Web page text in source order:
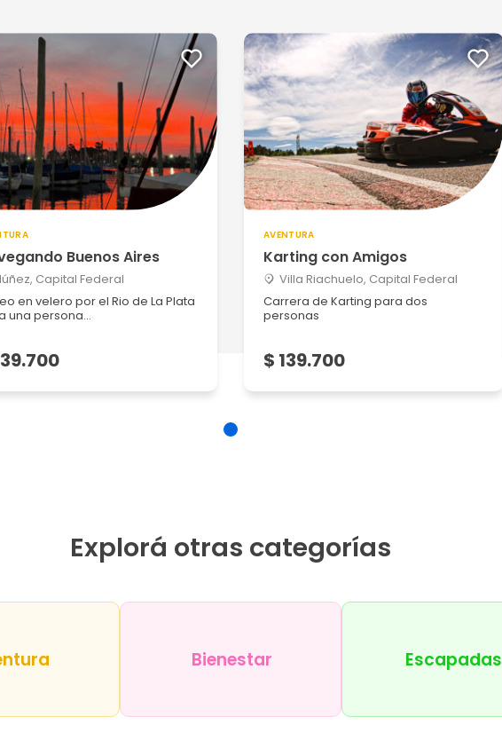
Buenos Aires
Capital Federal
en velero por el Rio de La Plata
una persona...
AVENTURA
Karting con Amigos
Villa Riachuelo, Capital Federal
Carrera de Karting para dos
personas
$ 139.700
Explorá otras categorías
Bienestar Escapadas